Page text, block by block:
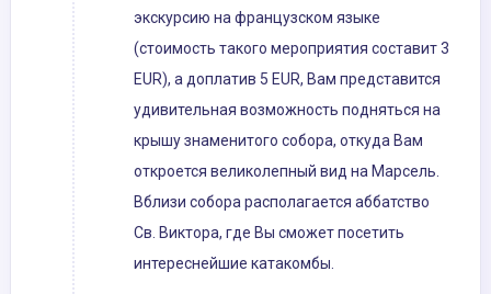
экскурсию на французском языке
(стоимость такого мероприятия составит 3
EUR), а доплатив 5 EUR, Вам представится
удивительная возможность подняться на
крышу знаменитого собора, откуда Вам
откроется великолепный вид на Марсель.
Вблизи собора располагается аббатство
Св. Виктора, где Вы сможет посетить
интереснейшие катакомбы.